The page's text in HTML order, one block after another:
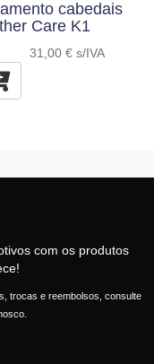
cabedais
Care K1
31,00€ s/IVA
com os produtos
trocas e reembolsos, consulte